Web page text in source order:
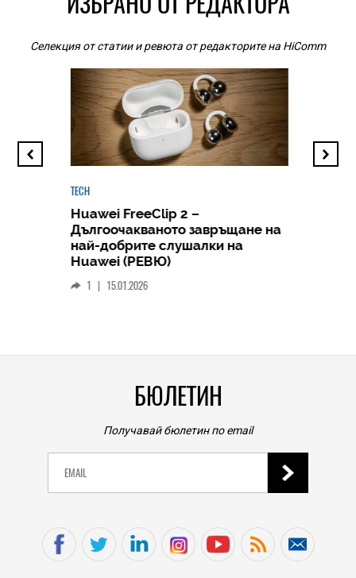
Селекция от статии и ревюта от редакторите на HiComm
TECH
Huawei FreeClip 2 –
Дългоочакваното завръщане на
най-добрите слушалки на
Huawei (РЕВЮ)
1 | 15.01.2026
БЮЛЕТИН
Получавай бюлетин по email